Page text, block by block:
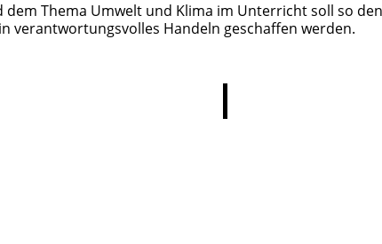
Thema Umwelt und Klima im Unterricht soll so
verantwortungsvolles Handeln geschaffen werden.